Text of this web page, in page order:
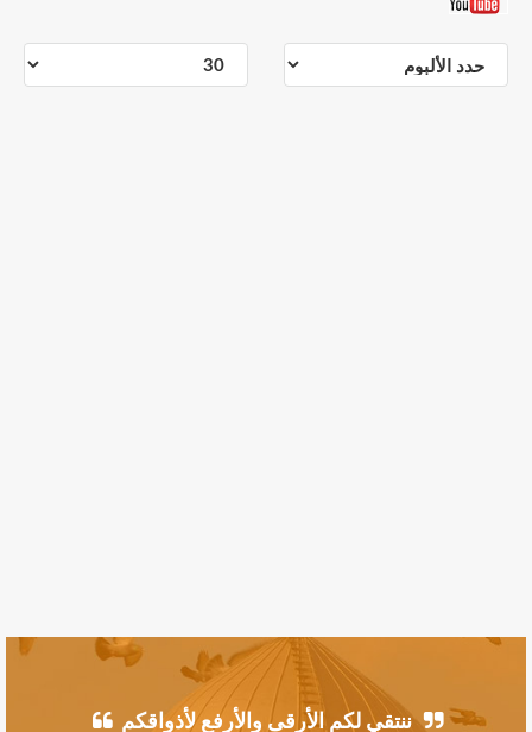
ننتقي لكم الأرقى والأرفع لأذواقكم